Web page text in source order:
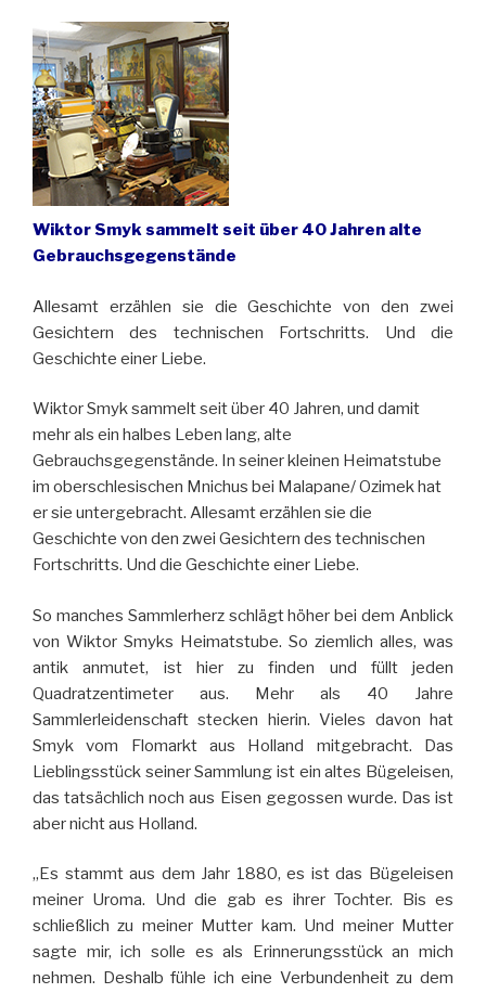
Wiktor Smyk sammelt seit über 40 Jahren alte
Gebrauchsgegenstände
Allesamt erzählen sie die Geschichte von den zwei
Gesichtern des technischen Fortschritts. Und die
Geschichte einer Liebe.
Wiktor Smyk sammelt seit über 40 Jahren, und damit
mehr als ein halbes Leben lang, alte
Gebrauchsgegenstände. In seiner kleinen Heimatstube
im oberschlesischen Mnichus bei Malapane/ Ozimek hat
er sie untergebracht. Allesamt erzählen sie die
Geschichte von den zwei Gesichtern des technischen
Fortschritts. Und die Geschichte einer Liebe.
So manches Sammlerherz schlägt höher bei dem Anblick
von Wiktor Smyks Heimatstube. So ziemlich alles, was
antik anmutet, ist hier zu finden und füllt jeden
Quadratzentimeter aus. Mehr als 40 Jahre
Sammlerleidenschaft stecken hierin. Vieles davon hat
Smyk vom Flomarkt aus Holland mitgebracht. Das
Lieblingsstück seiner Sammlung ist ein altes Bügeleisen,
das tatsächlich noch aus Eisen gegossen wurde. Das ist
aber nicht aus Holland.
„Es stammt aus dem Jahr 1880, es ist das Bügeleisen
meiner Uroma. Und die gab es ihrer Tochter. Bis es
schließlich zu meiner Mutter kam. Und meiner Mutter
sagte mir, ich solle es als Erinnerungsstück an mich
nehmen. Deshalb fühle ich eine Verbundenheit zu dem